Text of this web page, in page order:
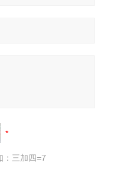
：三加四=7